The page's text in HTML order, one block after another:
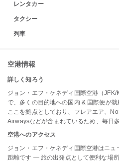
レンタカー
タクシー
列車
空港情報
詳しく知ろう
ジョン・エフ・ケネディ国際空港（
で、多くの目的地への国内 & 国際便が
ここを拠点としており、フレアエア、
Airwaysなどが含まれているため、毎日
空港へのアクセス
ジョン・エフ・ケネディ国際空港はニ
距離です — 旅の出発点として便利な場